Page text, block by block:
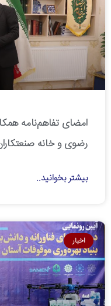
امضای تفاهم‌نامه
رضوی و خانه
بیشتر بخوانید..
اخبار